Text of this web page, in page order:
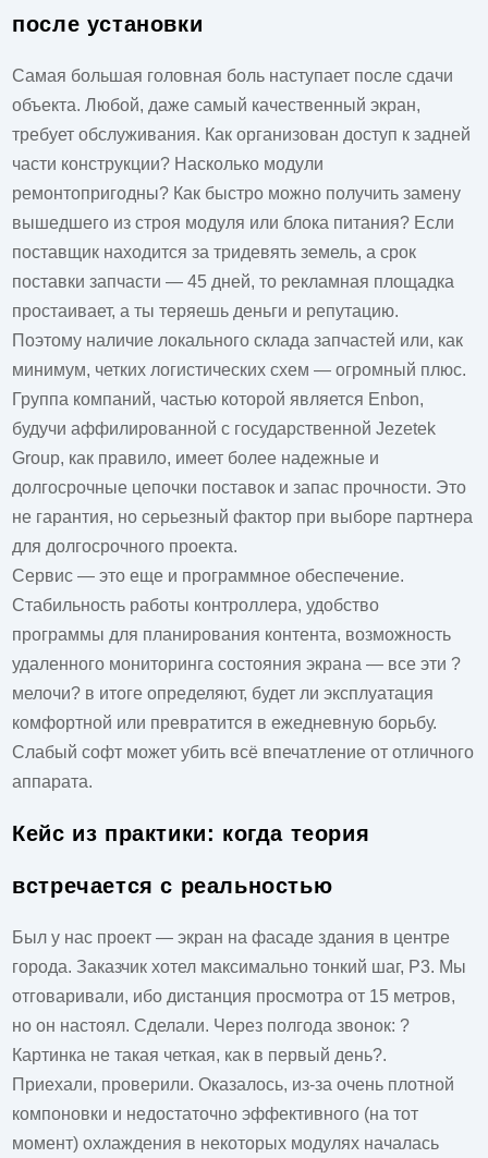
после установки
Самая большая головная боль наступает после сдачи
объекта. Любой, даже самый качественный экран,
требует обслуживания. Как организован доступ к задней
части конструкции? Насколько модули
ремонтопригодны? Как быстро можно получить замену
вышедшего из строя модуля или блока питания? Если
поставщик находится за тридевять земель, а срок
поставки запчасти — 45 дней, то рекламная площадка
простаивает, а ты теряешь деньги и репутацию.
Поэтому наличие локального склада запчастей или, как
минимум, четких логистических схем — огромный плюс.
Группа компаний, частью которой является Enbon,
будучи аффилированной с государственной Jezetek
Group, как правило, имеет более надежные и
долгосрочные цепочки поставок и запас прочности. Это
не гарантия, но серьезный фактор при выборе партнера
для долгосрочного проекта.
Сервис — это еще и программное обеспечение.
Стабильность работы контроллера, удобство
программы для планирования контента, возможность
удаленного мониторинга состояния экрана — все эти ?
мелочи? в итоге определяют, будет ли эксплуатация
комфортной или превратится в ежедневную борьбу.
Слабый софт может убить всё впечатление от отличного
аппарата.
Кейс из практики: когда теория
встречается с реальностью
Был у нас проект — экран на фасаде здания в центре
города. Заказчик хотел максимально тонкий шаг, P3. Мы
отговаривали, ибо дистанция просмотра от 15 метров,
но он настоял. Сделали. Через полгода звонок: ?
Картинка не такая четкая, как в первый день?.
Приехали, проверили. Оказалось, из-за очень плотной
компоновки и недостаточно эффективного (на тот
момент) охлаждения в некоторых модулях началась